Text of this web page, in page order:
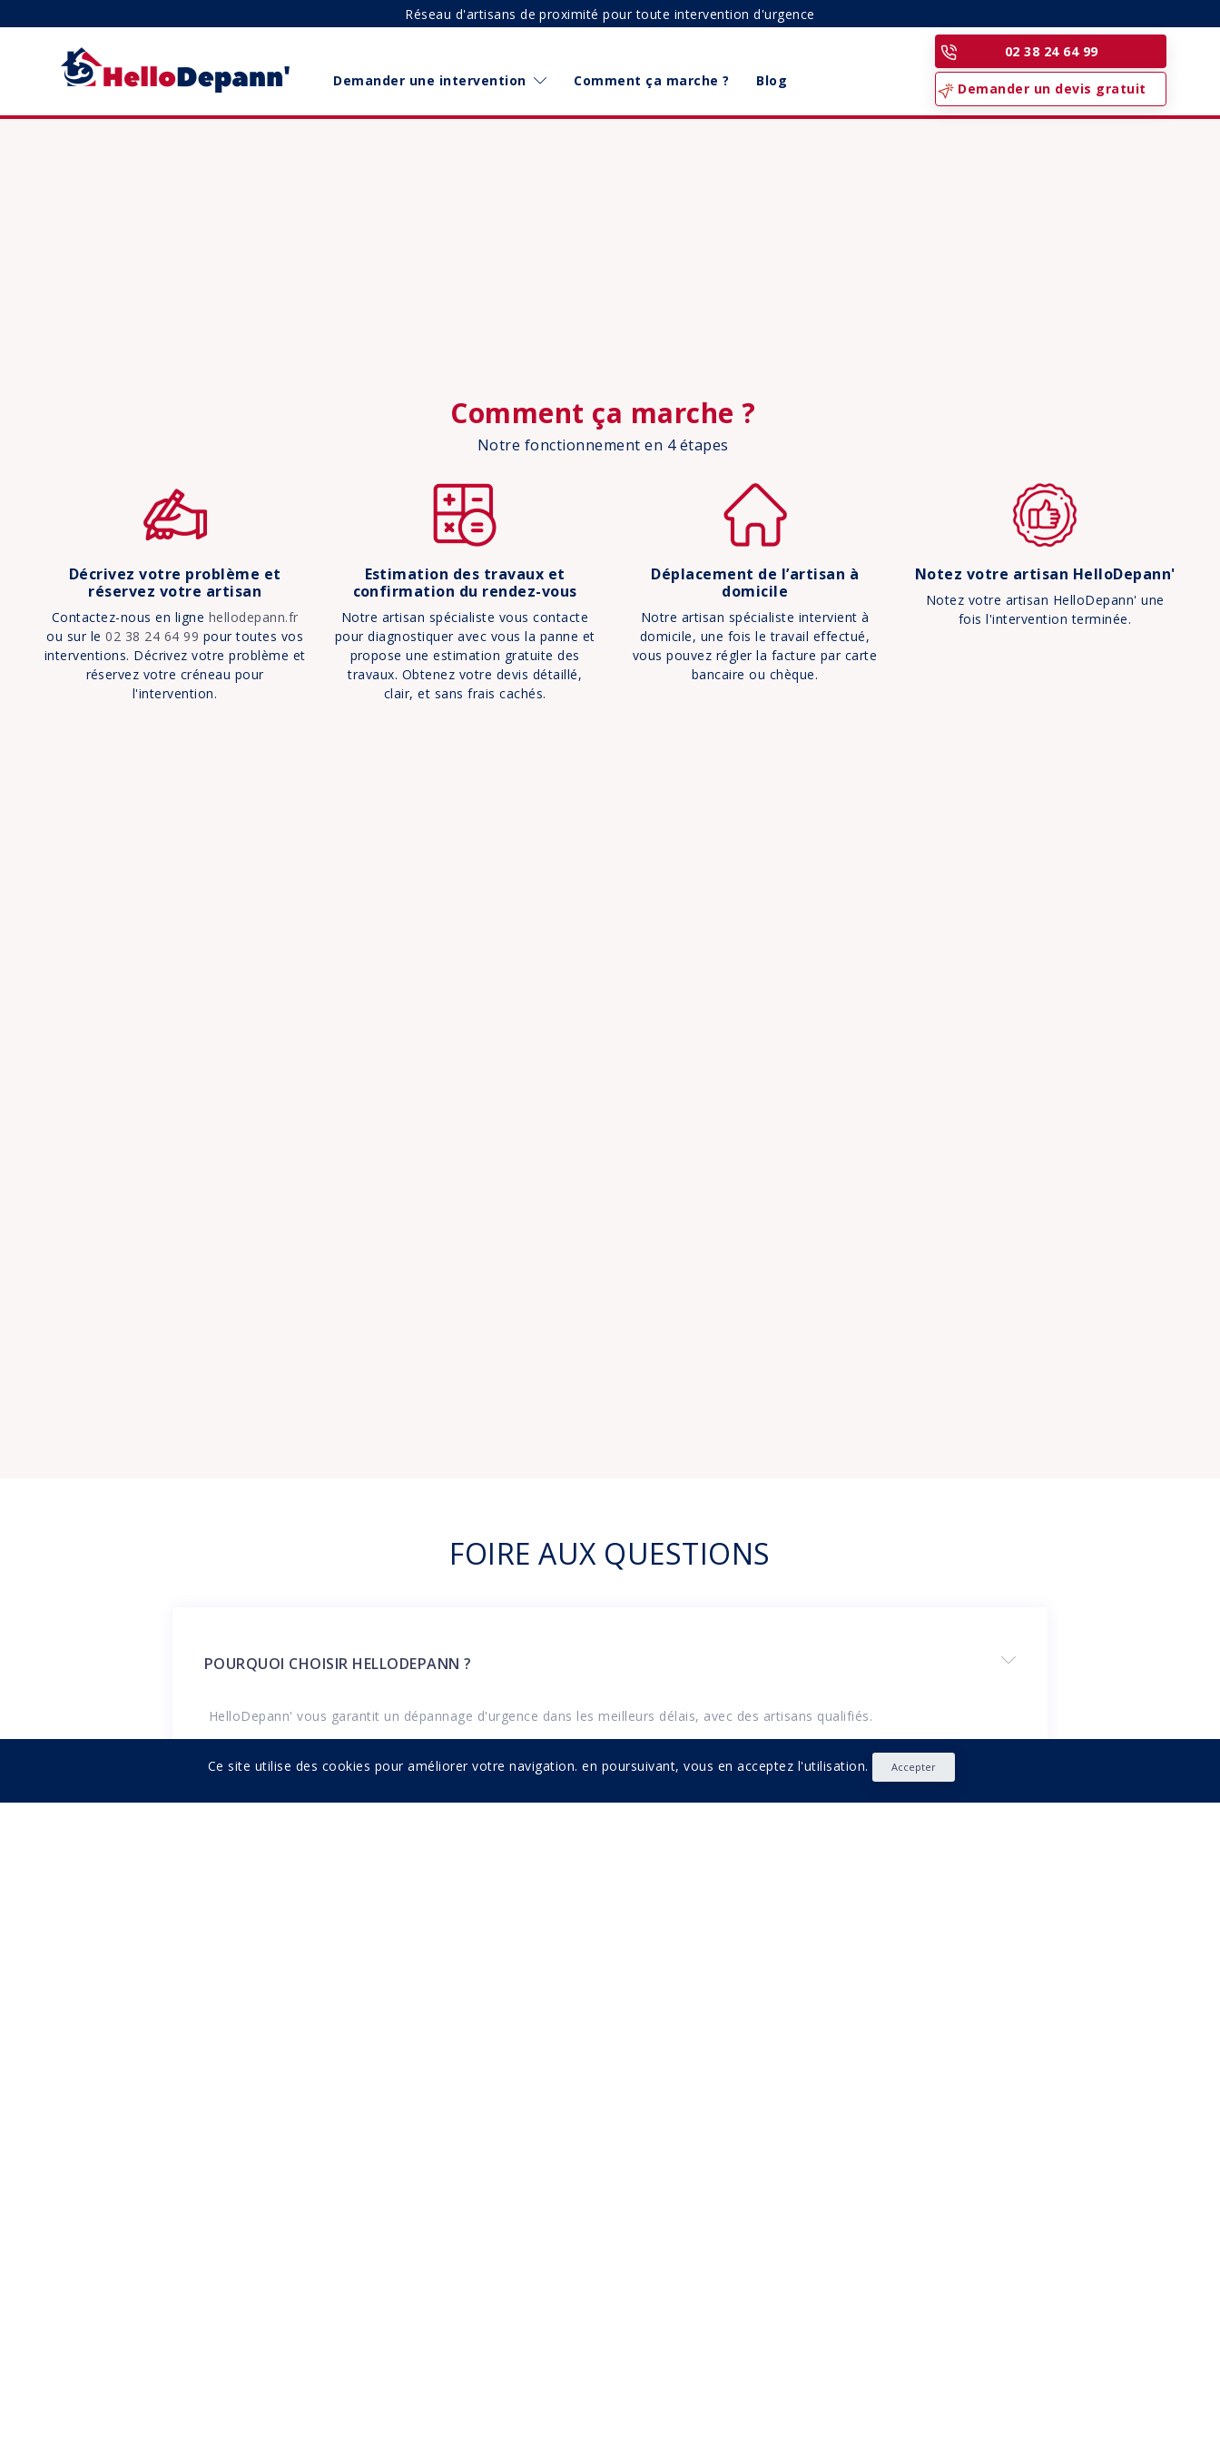
Réseau d'artisans de proximité pour toute intervention d'urgence
Demander une intervention Comment ça marche ? Blog
02 38 24 64 99
Demander un devis gratuit
Comment ça marche ?
Notre fonctionnement en 4 étapes
Décrivez votre problème et
réservez votre artisan
Contactez-nous en ligne hellodepann.fr
ou sur le02 38 24 64 99 pour toutes vos
interventions. Décrivez votre problème et
réservez votre créneau pour
l'intervention.
Estimation des travaux et
confirmation du rendez-vous
Notre artisan spécialiste vous contacte
pour diagnostiquer avec vous la panne et
propose une estimation gratuite des
travaux. Obtenez votre devis détaillé,
clair, et sans frais cachés.
Déplacement de l’artisan à
domicile
Notre artisan spécialiste intervient à
domicile, une fois le travail effectué,
vous pouvez régler la facture par carte
bancaire ou chèque.
Notez votre artisan HelloDepann'
Notez votre artisan HelloDepann' une
fois l'intervention terminée.
FOIRE AUX QUESTIONS
POURQUOI CHOISIR HELLODEPANN ?
HelloDepann' vous garantit un dépannage d'urgence dans les meilleurs délais, avec des artisans qualifiés.
Ce site utilise des cookies pour améliorer votre navigation. en poursuivant, vous en acceptez l'utilisation. Accepter